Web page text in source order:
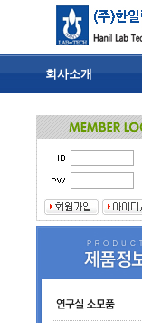
회사소개